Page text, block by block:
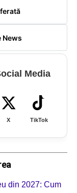
News
Media
X TikTok
din 2027: Cum